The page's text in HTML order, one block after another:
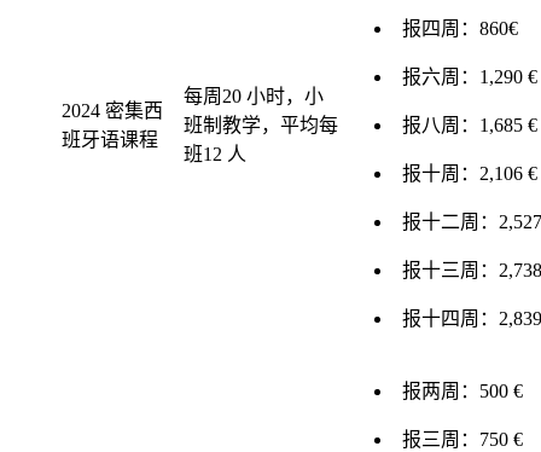
2024 密集西
班牙语课程
每周20 小时，小
班制教学，平均每
班12 人
报四周：860€
报六周：1,290 €
报八周：1,685 €
报十周：2,106 €
报十二周：
报十三周：
报十四周：
报两周：500 €
报三周：750 €